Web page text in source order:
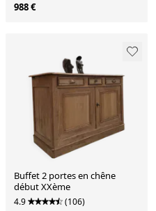
988 €
Buffet 2 portes en chêne
début XXème
4.9 (106)